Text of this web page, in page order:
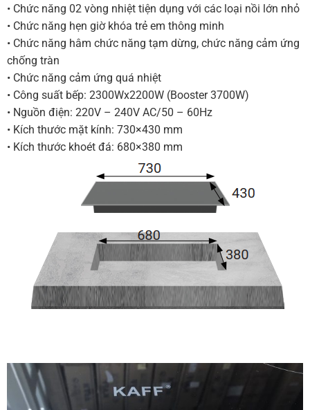
• Chức năng 02 vòng nhiệt tiện dụng với các loại nồi lớn nhỏ
• Chức năng hẹn giờ khóa trẻ em thông minh
• Chức năng hâm chức năng tạm dừng, chức năng cảm ứng
chống tràn
• Chức năng cảm ứng quá nhiệt
• Công suất bếp: 2300Wx2200W (Booster 3700W)
• Nguồn điện: 220V – 240V AC/50 – 60Hz
• Kích thước mặt kính: 730×430 mm
• Kích thước khoét đá: 680×380 mm